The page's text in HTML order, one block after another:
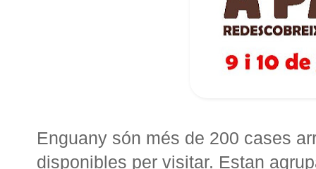
Enguany són més de 200 cases
disponibles per visitar. Estan